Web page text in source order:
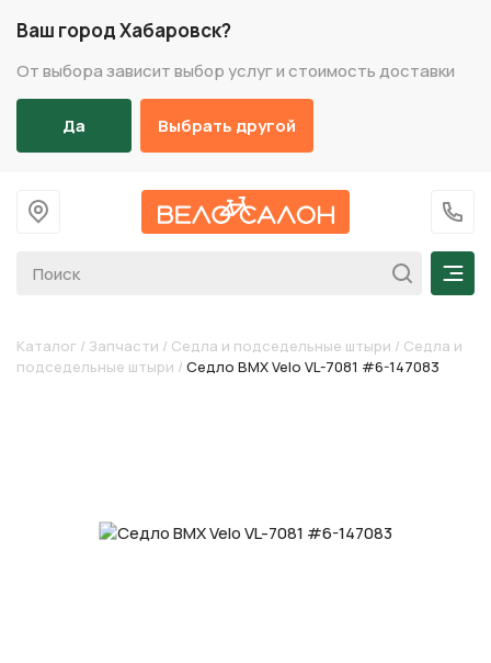
Ваш город Хабаровск?
От выбора зависит выбор услуг и стоимость доставки
Да Выбрать другой
На главную
+7
Каталог / Запчасти / Седла и подседельные штыри / Седла и
подседельные штыри / Седло BMX Velo VL-7081 #6-147083